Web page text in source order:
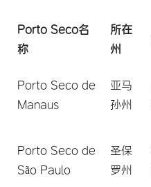
Porto Seco名
称
所在
州
Porto Seco de
Manaus
亚马
孙州
Porto Seco de
São Paulo
圣保
罗州